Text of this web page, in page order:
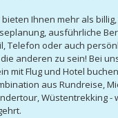
bieten Ihnen mehr als
ausführliche
Telefon oder auch
anderen zu sein! Bei
mit Flug und Hotel
aus Rundreise,
Wüstentrekking -